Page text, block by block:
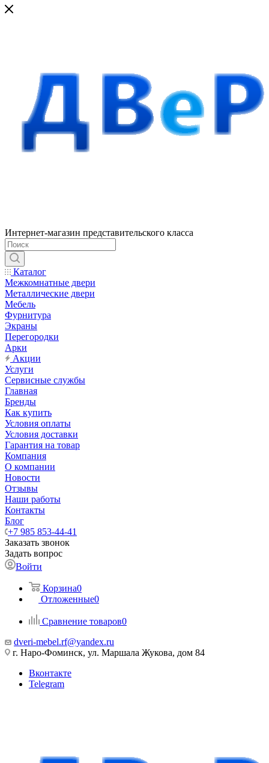
Интернет-магазин представительского класса
Каталог
Межкомнатные двери
Металлические двери
Мебель
Фурнитура
Экраны
Перегородки
Арки
Акции
Услуги
Сервисные службы
Главная
Бренды
Как купить
Условия оплаты
Условия доставки
Гарантия на товар
Компания
О компании
Новости
Отзывы
Наши работы
Контакты
Блог
+7 985 853-44-41
Заказать звонок
Задать вопрос
Войти
Корзина0
Отложенные0
Сравнение товаров0
dveri-mebel.rf@yandex.ru
г. Наро-Фоминск, ул. Маршала Жукова, дом 84
Вконтакте
Telegram